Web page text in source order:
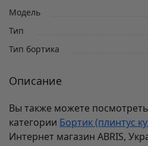
Модель
Тип
Тип бортика
Описание
Вы также можете
категории Бортик (плинтус
Интернет магазин ABRIS,